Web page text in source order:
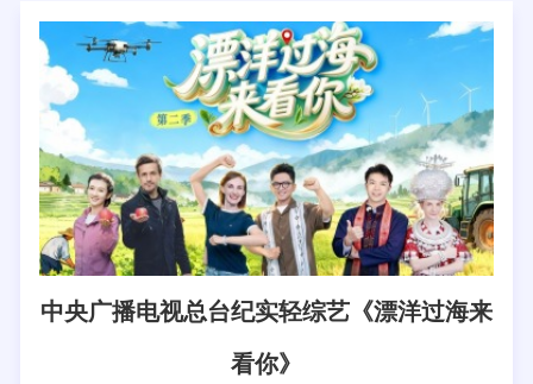
中央广播电视总台纪实轻综艺《漂洋过海来
看你》